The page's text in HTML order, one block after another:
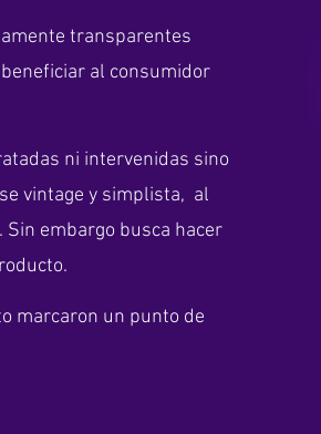
transparentes
al consumidor
ni intervenidas sino
vintage y simplista,  al
Sin embargo busca hacer
marcaron un punto de